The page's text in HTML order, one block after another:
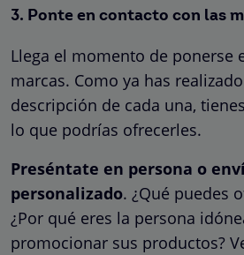
3. Ponte en contacto con las
Llega el momento de ponerse
marcas. Como ya has
descripción de cada una,
lo que podrías ofrecerles.
Preséntate en persona o
personalizado. ¿Qué puedes
¿Por qué eres la persona
promocionar sus productos?